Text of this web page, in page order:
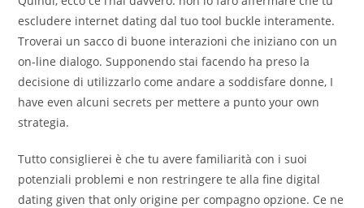
escludere internet dating dal tuo tool buckle interamente.
Troverai un sacco di buone interazioni che iniziano con un
on-line dialogo. Supponendo stai facendo ha preso la
decisione di utilizzarlo come andare a soddisfare donne, I
have even alcuni secrets per mettere a punto your own
strategia.
Tutto consiglierei è che tu avere familiarità con i suoi
potenziali problemi e non restringere te alla fine digital
dating given that only origine per compagno opzione. Ce ne